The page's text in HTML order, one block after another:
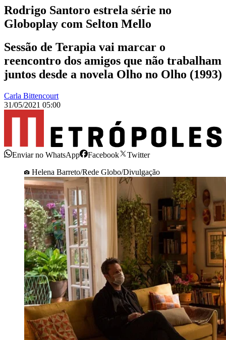
Rodrigo Santoro estrela série no
Globoplay com Selton Mello
Sessão de Terapia vai marcar o
reencontro dos amigos que não trabalham
juntos desde a novela Olho no Olho (1993)
Carla Bittencourt
31/05/2021 05:00
Enviar no WhatsApp Facebook
Twitter
Helena Barreto/Rede Globo/Divulgação